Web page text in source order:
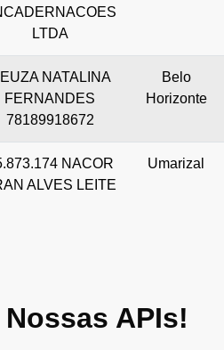
LTDA
NATALINA
FERNANDES
78189918672
Belo
Horizonte
NACOR
ALVES LEITE
Umarizal
APIs!